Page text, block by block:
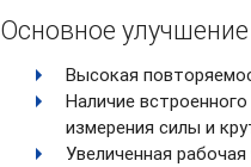
Основное
Высокая
Наличие
измерения силы и
Увеличенная